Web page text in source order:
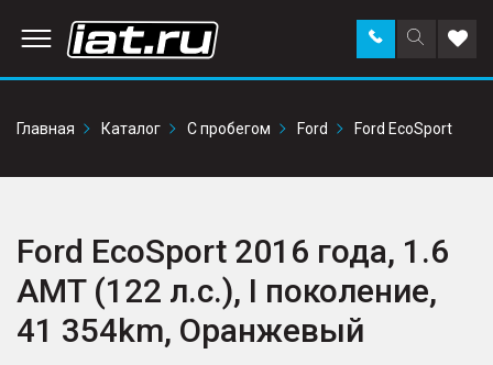
Поиск
по
Заказать
звонок в
Главная
Каталог С пробегом Ford Ford EcoSport
Ford EcoSport 2016 года, 1.6
AMT (122 л.с.), I поколение,
41 354km, Оранжевый